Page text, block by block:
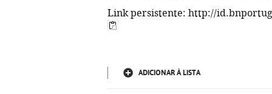
Link persistente: http://
ADICIONAR À LISTA